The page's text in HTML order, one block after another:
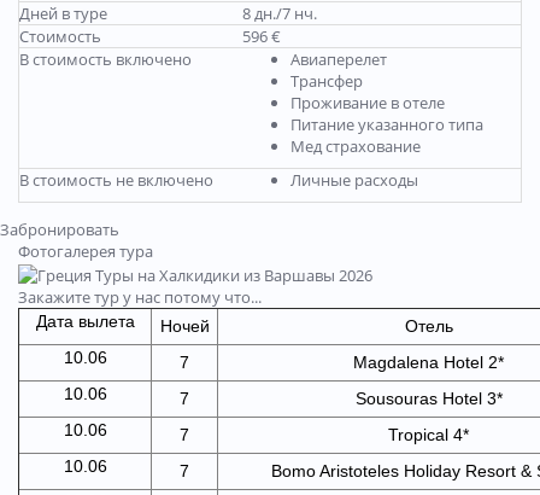
Дней в туре
8 дн./7 нч.
Стоимость
596 €
В стоимость включено
Авиаперелет
Трансфер
Проживание в отеле
Питание указанного типа
Мед страхование
В стоимость не включено
Личные расходы
Забронировать
Фотогалерея тура
Закажите тур у нас потому что...
Дата вылета Ночей
Отель
10.06
7
Magdalena Hotel 2*
10.06
7
Sousouras Hotel 3*
10.06
7
Tropical 4*
10.06
7
Bomo Aristoteles Holiday Resort &